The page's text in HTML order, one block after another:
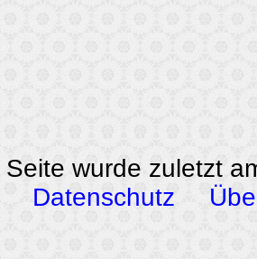
Seite wurde zuletzt
Datenschutz